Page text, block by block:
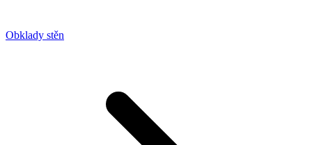
Obklady stěn